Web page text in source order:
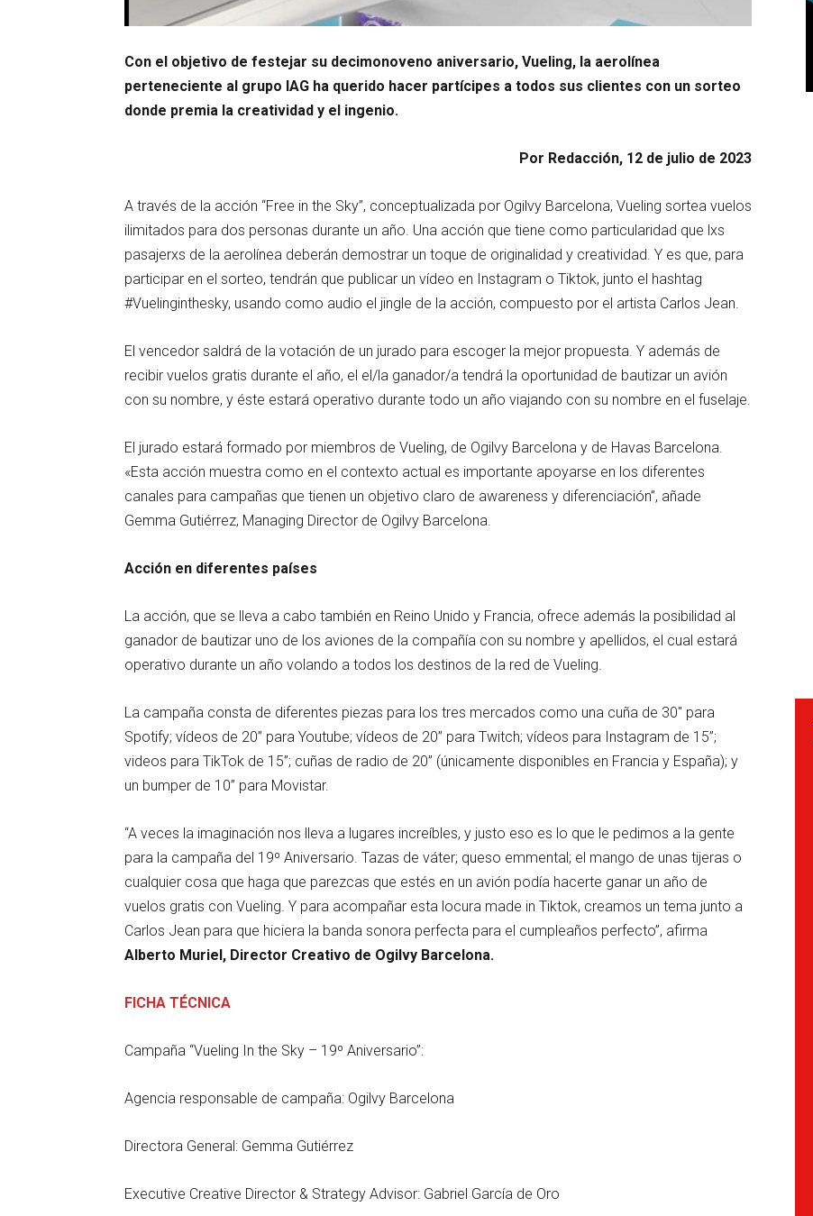
Con el objetivo de festejar su decimonoveno aniversario, Vueling, la aerolínea
perteneciente al grupo IAG ha querido hacer partícipes a todos sus clientes con un sorteo
donde premia la creatividad y el ingenio.
Por Redacción, 12 de julio de 2023
A través de la acción “Free in the Sky”, conceptualizada por Ogilvy Barcelona, Vueling sortea vuelos
ilimitados para dos personas durante un año. Una acción que tiene como particularidad que lxs
pasajerxs de la aerolínea deberán demostrar un toque de originalidad y creatividad. Y es que, para
participar en el sorteo, tendrán que publicar un vídeo en Instagram o Tiktok, junto el hashtag
#Vuelinginthesky, usando como audio el jingle de la acción, compuesto por el artista Carlos Jean.
El vencedor saldrá de la votación de un jurado para escoger la mejor propuesta. Y además de
recibir vuelos gratis durante el año, el el/la ganador/a tendrá la oportunidad de bautizar un avión
con su nombre, y éste estará operativo durante todo un año viajando con su nombre en el fuselaje.
El jurado estará formado por miembros de Vueling, de Ogilvy Barcelona y de Havas Barcelona.
«Esta acción muestra como en el contexto actual es importante apoyarse en los diferentes
canales para campañas que tienen un objetivo claro de awareness y diferenciación”, añade
Gemma Gutiérrez, Managing Director de Ogilvy Barcelona.
Acción en diferentes países
La acción, que se lleva a cabo también en Reino Unido y Francia, ofrece además la posibilidad al
ganador de bautizar uno de los aviones de la compañía con su nombre y apellidos, el cual estará
operativo durante un año volando a todos los destinos de la red de Vueling.
La campaña consta de diferentes piezas para los tres mercados como una cuña de 30″ para
Spotify; vídeos de 20” para Youtube; vídeos de 20” para Twitch; vídeos para Instagram de 15”;
videos para TikTok de 15”; cuñas de radio de 20” (únicamente disponibles en Francia y España); y
un bumper de 10” para Movistar.
“A veces la imaginación nos lleva a lugares increíbles, y justo eso es lo que le pedimos a la gente
para la campaña del 19º Aniversario. Tazas de váter; queso emmental; el mango de unas tijeras o
cualquier cosa que haga que parezcas que estés en un avión podía hacerte ganar un año de
vuelos gratis con Vueling. Y para acompañar esta locura made in Tiktok, creamos un tema junto a
Carlos Jean para que hiciera la banda sonora perfecta para el cumpleaños perfecto”, afirma
Alberto Muriel, Director Creativo de Ogilvy Barcelona.
FICHA TÉCNICA
Campaña “Vueling In the Sky – 19º Aniversario”:
Agencia responsable de campaña: Ogilvy Barcelona
Directora General: Gemma Gutiérrez
Executive Creative Director & Strategy Advisor: Gabriel García de Oro